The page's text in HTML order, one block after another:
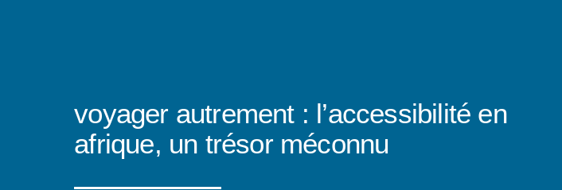
voyager autrement : l’accessibilité en
afrique, un trésor méconnu